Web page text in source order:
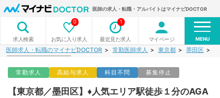
医師の求人・転職・アルバイトはマイナビDOCTOR
求人検索 お気に入り求人
0
最近見た求人
1
マイページ MENU
医師求人・転職のマイナビDOCTOR 常勤医師求人 東京都 墨田区
常勤求人 高給与求人 科目不問 募集停止
【東京都／墨田区】♦人気エリア駅徒歩１分のAGA